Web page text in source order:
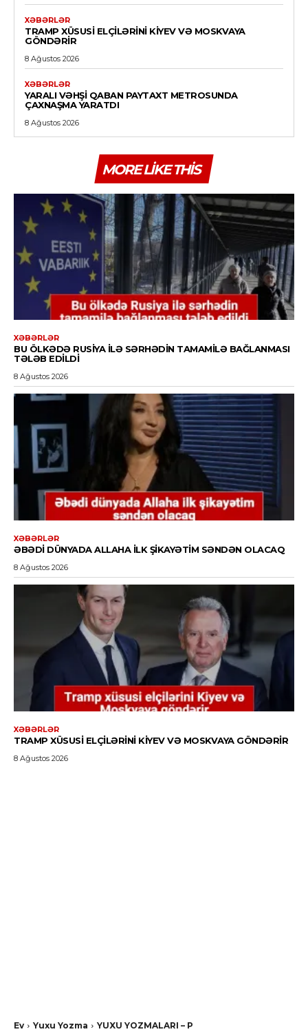
XƏBƏRLƏR
TRAMP XÜSUSI ELÇILƏRINI KIYEV VƏ MOSKVAYA
GÖNDƏRIR
8 Ağustos 2026
XƏBƏRLƏR
YARALI VƏHŞI QABAN PAYTAXT METROSUNDA
ÇAXNAŞMA YARATDI
8 Ağustos 2026
MORE LIKE THIS
XƏBƏRLƏR
BU ÖLKƏDƏ RUSIYA ILƏ SƏRHƏDIN TAMAMILƏ BAĞLANMASI
TƏLƏB EDILDI
8 Ağustos 2026
XƏBƏRLƏR
ƏBƏDI DÜNYADA ALLAHA ILK ŞIKAYƏTIM SƏNDƏN OLACAQ
8 Ağustos 2026
XƏBƏRLƏR
TRAMP XÜSUSI ELÇILƏRINI KIYEV VƏ MOSKVAYA GÖNDƏRIR
8 Ağustos 2026